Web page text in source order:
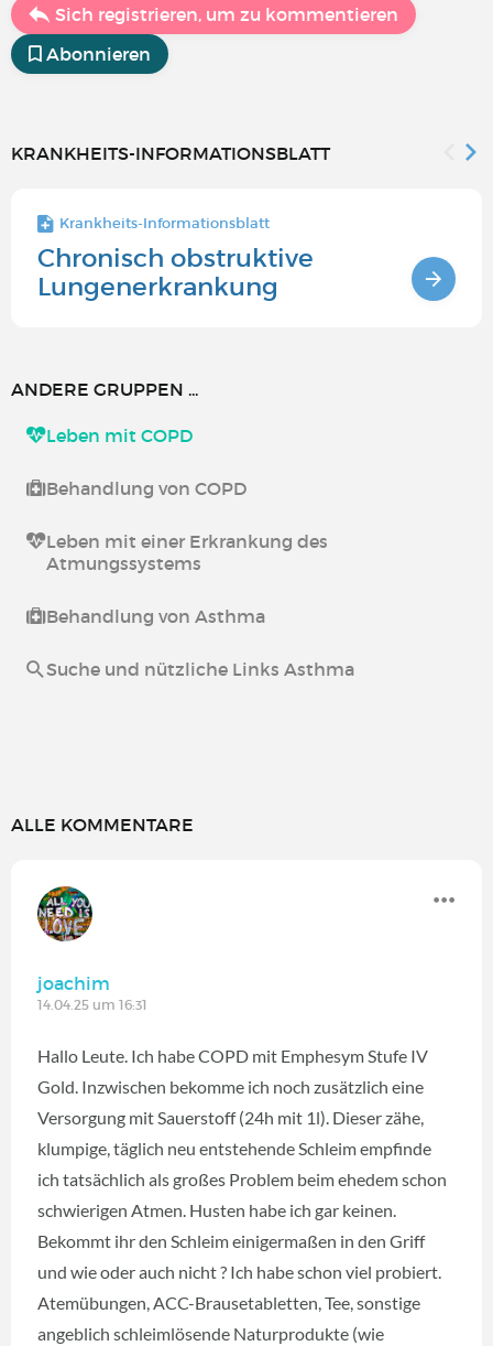
Sich registrieren, um zu kommentieren
Abonnieren
KRANKHEITS-INFORMATIONSBLATT
Krankheits-Informationsblatt
Chronisch obstruktive
Lungenerkrankung
ANDERE GRUPPEN ...
Leben mit COPD
Behandlung von COPD
Leben mit einer Erkrankung des
Atmungssystems
Behandlung von Asthma
Suche und nützliche Links Asthma
ALLE KOMMENTARE
joachim
14.04.25 um 16:31
Hallo Leute. Ich habe COPD mit Emphesym Stufe IV
Gold. Inzwischen bekomme ich noch zusätzlich eine
Versorgung mit Sauerstoff (24h mit 1l). Dieser zähe,
klumpige, täglich neu entstehende Schleim empfinde
ich tatsächlich als großes Problem beim ehedem schon
schwierigen Atmen. Husten habe ich gar keinen.
Bekommt ihr den Schleim einigermaßen in den Griff
und wie oder auch nicht ? Ich habe schon viel probiert.
Atemübungen, ACC-Brausetabletten, Tee, sonstige
angeblich schleimlösende Naturprodukte (wie